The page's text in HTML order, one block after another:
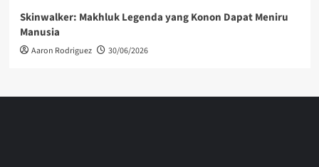
Skinwalker: Makhluk Legenda yang Konon Dapat Meniru
Manusia
Aaron Rodriguez 30/06/2026